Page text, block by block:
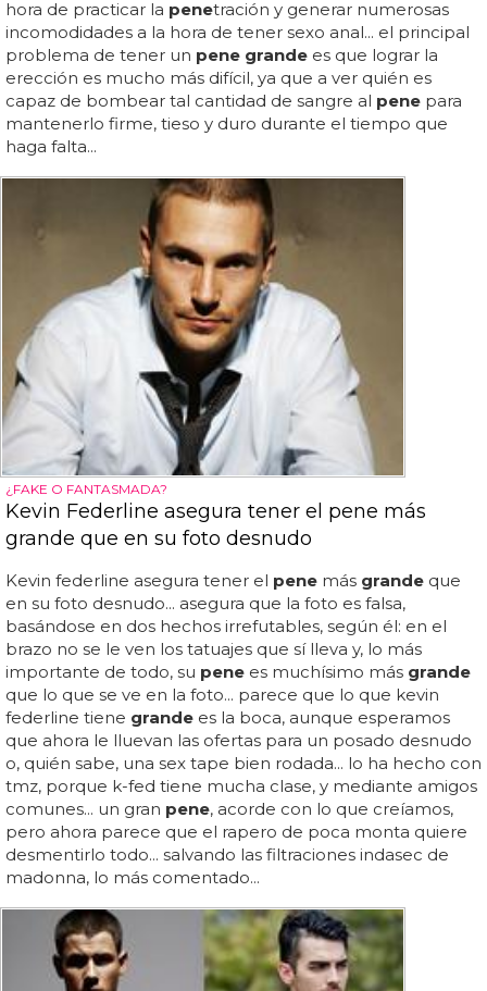
hora de practicar la penetración y generar numerosas
incomodidades a la hora de tener sexo anal... el principal
problema de tener un pene grande es que lograr la
erección es mucho más difícil, ya que a ver quién es
capaz de bombear tal cantidad de sangre al pene para
mantenerlo firme, tieso y duro durante el tiempo que
haga falta...
¿FAKE O FANTASMADA?
Kevin Federline asegura tener el pene más
grande que en su foto desnudo
Kevin federline asegura tener el pene más grande que
en su foto desnudo... asegura que la foto es falsa,
basándose en dos hechos irrefutables, según él: en el
brazo no se le ven los tatuajes que sí lleva y, lo más
importante de todo, su pene es muchísimo más grande
que lo que se ve en la foto... parece que lo que kevin
federline tiene grande es la boca, aunque esperamos
que ahora le lluevan las ofertas para un posado desnudo
o, quién sabe, una sex tape bien rodada... lo ha hecho con
tmz, porque k-fed tiene mucha clase, y mediante amigos
comunes... un gran pene, acorde con lo que creíamos,
pero ahora parece que el rapero de poca monta quiere
desmentirlo todo... salvando las filtraciones indasec de
madonna, lo más comentado...